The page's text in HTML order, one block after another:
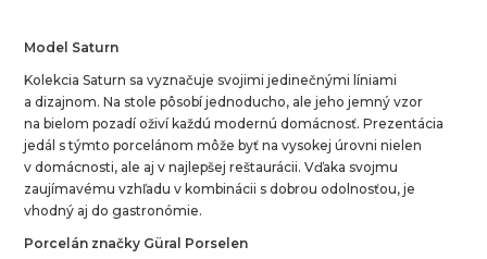
Model Saturn
Kolekcia Saturn sa vyznačuje svojimi jedinečnými líniami
a dizajnom. Na stole pôsobí jednoducho, ale jeho jemný vzor
na bielom pozadí oživí každú modernú domácnosť. Prezentácia
jedál s týmto porcelánom môže byť na vysokej úrovni nielen
v domácnosti, ale aj v najlepšej reštaurácii. Vďaka svojmu
zaujímavému vzhľadu v kombinácii s dobrou odolnosťou, je
vhodný aj do gastronómie.
Porcelán značky Güral Porselen